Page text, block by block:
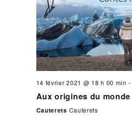
14 février 2021 @ 18 h 00 min -
Aux origines du monde
Cauterets Cauterets